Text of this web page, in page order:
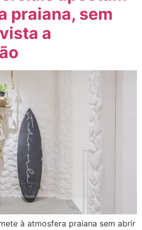
praiana, sem
a
à atmosfera praiana sem abrir